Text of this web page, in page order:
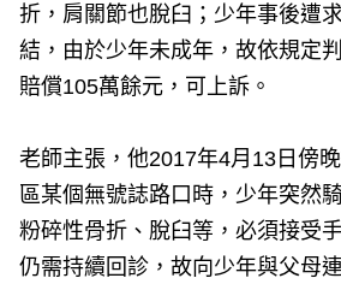
折，肩關節也脫臼；少年事後遭
結，由於少年未成年，故依規定
賠償105萬餘元，可上訴。
老師主張，他2017年4月13日傍
區某個無號誌路口時，少年突然
粉碎性骨折、脫臼等，必須接受
仍需持續回診，故向少年與父母